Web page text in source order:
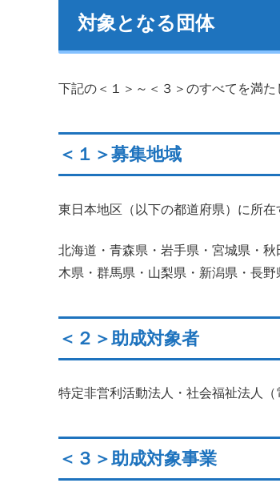
対象となる団体
下記の＜１＞～＜３＞のすべてを満
＜１＞募集地域
東日本地区（以下の都道府県）に所在
北海道・青森県・岩手県・宮城県・
木県・群馬県・山梨県・新潟県・長
＜２＞助成対象者
特定非営利活動法人・社会福祉法人（
＜３＞助成対象事業